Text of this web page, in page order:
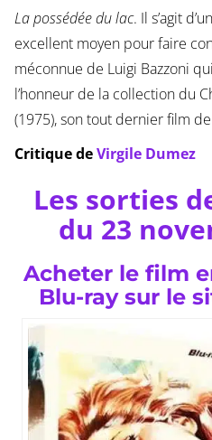
La possédée du lac. Il s’agit
excellent moyen pour faire
méconnue de Luigi Bazzoni
l’honneur de la collection du
(1975), son tout dernier film
Critique deVirgile Dumez
Les sorties
du 23
Acheter le film
Blu-ray sur le